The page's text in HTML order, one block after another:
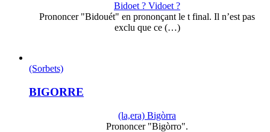
Bidoet ? Vidoet ?
Prononcer "Bidouét" en prononçant le t final. Il n’est pas
exclu que ce (…)
(Sorbets)
BIGORRE
(la,era) Bigòrra
Prononcer "Bigòrro".